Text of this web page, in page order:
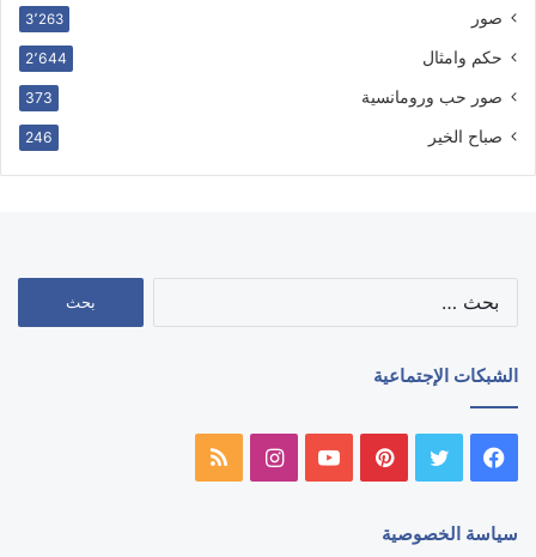
صور 3٬263
حكم وامثال 2٬644
صور حب ورومانسية 373
صباح الخير 246
الشبكات الإجتماعية
فيسبوك تويتر بينتيريستيوتيوبانستقرامملخص
سياسة الخصوصية